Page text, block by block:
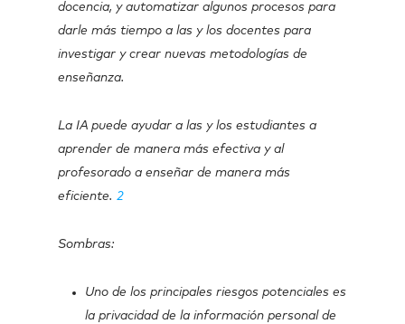
docencia, y automatizar algunos procesos para
darle más tiempo a las y los docentes para
investigar y crear nuevas metodologías de
enseñanza.
La IA puede ayudar a las y los estudiantes a
aprender de manera más efectiva y al
profesorado a enseñar de manera más
eficiente. 2
Sombras:
Uno de los principales riesgos potenciales es
la privacidad de la información personal de